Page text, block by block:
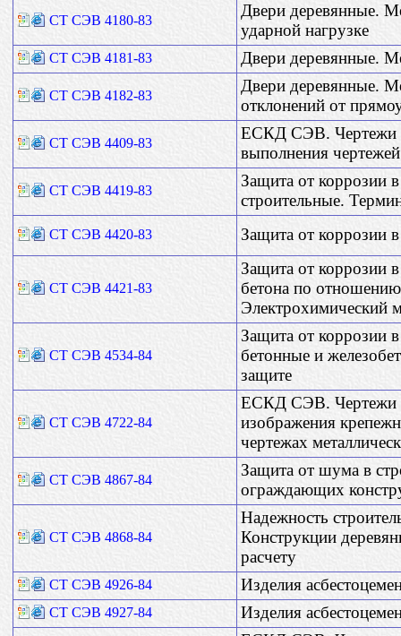
СТ СЭВ 4180-83
Двери деревянные.
ударной нагрузке
СТ СЭВ 4181-83 Двери деревянные.
СТ СЭВ 4182-83
Двери деревянные.
отклонений от
СТ СЭВ 4409-83
ЕСКД СЭВ. Чертежи
выполнения
СТ СЭВ 4419-83
Защита от коррозии
строительные.
СТ СЭВ 4420-83 Защита от коррозии
СТ СЭВ 4421-83
Защита от коррозии
бетона по
Электрохимический
СТ СЭВ 4534-84
Защита от коррозии
бетонные и
защите
СТ СЭВ 4722-84
ЕСКД СЭВ. Чертежи
изображения
чертежах
СТ СЭВ 4867-84
Защита от шума в
ограждающих
СТ СЭВ 4868-84
Надежность
Конструкции
расчету
СТ СЭВ 4926-84 Изделия
СТ СЭВ 4927-84 Изделия